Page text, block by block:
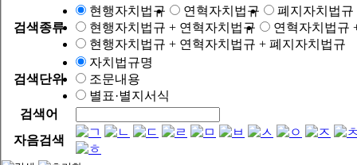
검색종류
현행자치법규 연혁자치법규
폐지자치법규
현행자치법규 + 연혁자치법규
연혁자치법규
현행자치법규 + 연혁자치법규 + 폐지자치법규
검색단위
자치법규명
조문내용
별표·별지서식
검색어
자음검색